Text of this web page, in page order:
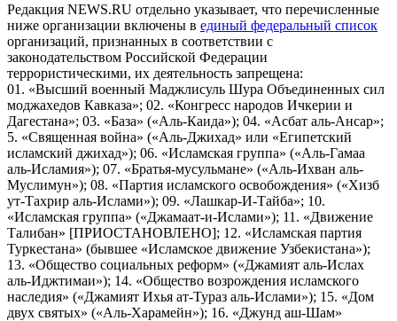
Редакция NEWS.RU отдельно указывает, что перечисленные
ниже организации включены в единый федеральный список
организаций, признанных в соответствии с
законодательством Российской Федерации
террористическими, их деятельность запрещена:
01. «Высший военный Маджлисуль Шура Объединенных сил
моджахедов Кавказа»; 02. «Конгресс народов Ичкерии и
Дагестана»; 03. «База» («Аль-Каида»); 04. «Асбат аль-Ансар»;
5. «Священная война» («Аль-Джихад» или «Египетский
исламский джихад»); 06. «Исламская группа» («Аль-Гамаа
аль-Исламия»); 07. «Братья-мусульмане» («Аль-Ихван аль-
Муслимун»); 08. «Партия исламского освобождения» («Хизб
ут-Тахрир аль-Ислами»); 09. «Лашкар-И-Тайба»; 10.
«Исламская группа» («Джамаат-и-Ислами»); 11. «Движение
Талибан» [ПРИОСТАНОВЛЕНО]; 12. «Исламская партия
Туркестана» (бывшее «Исламское движение Узбекистана»);
13. «Общество социальных реформ» («Джамият аль-Ислах
аль-Иджтимаи»); 14. «Общество возрождения исламского
наследия» («Джамият Ихья ат-Тураз аль-Ислами»); 15. «Дом
двух святых» («Аль-Харамейн»); 16. «Джунд аш-Шам»